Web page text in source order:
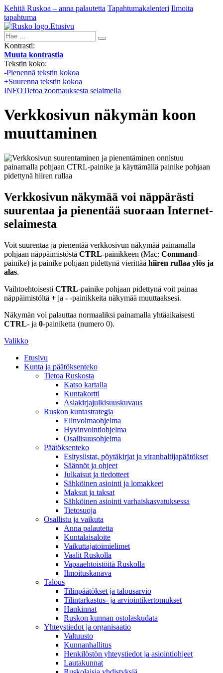
Kehitä Ruskoa – anna palautetta Tapahtumakalenteri Ilmoita
tapahtuma
Etusivu
Hae:
Kontrasti:
Muuta kontrastia
Tekstin koko:
-Pienennä tekstin kokoa
+Suurenna tekstin kokoa
INFOTietoa zoomauksesta selaimella
Verkkosivun näkymän koon
muuttaminen
Verkkosivun näkymää voi näppärästi
suurentaa ja pienentää suoraan Internet-
selaimesta
Voit suurentaa ja pienentää verkkosivun näkymää painamalla
pohjaan näppäimistöstä CTRL-painikkeen (Mac: Command-
painike) ja painike pohjaan pidettynä vierittää hiiren rullaa ylös ja
alas.
Vaihtoehtoisesti CTRL-painike pohjaan pidettynä voit painaa
näppäimistöltä + ja - -painikkeita näkymää muuttaaksesi.
Näkymän voi palauttaa normaaliksi painamalla yhtäaikaisesti
CTRL- ja 0-painiketta (numero 0).
Valikko
Etusivu
Kunta ja päätöksenteko
Tietoa Ruskosta
Katso kartalla
Kuntakortti
Asiakirjajulkisuuskuvaus
Ruskon kuntastrategia
Elinvoimaohjelma
Hyvinvointiohjelma
Osallisuusohjelma
Päätöksenteko
Esityslistat, pöytäkirjat ja viranhaltijapäätökset
Säännöt ja ohjeet
Julkaisut ja tiedotteet
Sähköinen asiointi ja lomakkeet
Maksut ja taksat
Sähköinen asiointi varhaiskasvatuksessa
Tietosuoja
Osallistu ja vaikuta
Anna palautetta
Kuntalaisaloite
Vaikuttajatoimielimet
Vaalit Ruskolla
Vapaaehtoistöitä Ruskolla
Ilmoituskanava
Talous
Tilinpäätökset ja talousarvio
Tilintarkastus- ja arviointikertomukset
Hankinnat
Ruskon kunnan ostolaskudata
Yhteystiedot ja organisaatio
Valtuusto
Kunnanhallitus
Henkilöstön yhteystiedot ja asiointiohjeet
Lautakunnat